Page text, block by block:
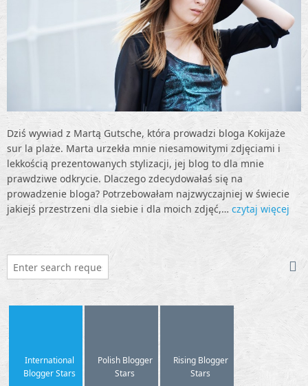
Dziś wywiad z Martą Gutsche, która prowadzi bloga Kokijaże
sur la plaże. Marta urzekła mnie niesamowitymi zdjęciami i
lekkością prezentowanych stylizacji, jej blog to dla mnie
prawdziwe odkrycie. Dlaczego zdecydowałaś się na
prowadzenie bloga? Potrzebowałam najzwyczajniej w świecie
jakiejś przestrzeni dla siebie i dla moich zdjęć,… czytaj więcej
International
Blogger Stars
Polish Blogger
Stars
Rising Blogger
Stars